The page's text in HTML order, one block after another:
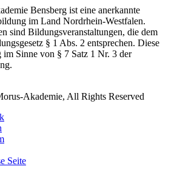
Bensberg ist eine anerkannte
im Land Nordrhein-Westfalen.
sind Bildungsveranstaltungen, die dem
§ 1 Abs. 2 entsprechen. Diese
im Sinne von § 7 Satz 1 Nr. 3 der
Akademie, All Rights Reserved
Seite